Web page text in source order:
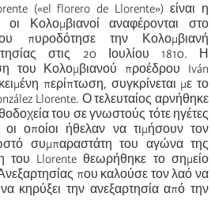
(«el florero de Llorente») είναι η
Κολομβιανοί αναφέρονται στο
πυροδότησε την Κολομβιανή
στις 20 Ιουλίου 1810. Η
του Κολομβιανού προέδρου Iván
περίπτωση, συγκρίνεται με το
Llorente. Ο τελευταίος αρνήθηκε
του σε γνωστούς τότε ηγέτες
οποίοι ήθελαν να τιμήσουν τον
συμπαραστάτη του αγώνα της
του Llorente θεωρήθηκε το σημείο
που καλούσε τον λαό να
κηρύξει την ανεξαρτησία από την